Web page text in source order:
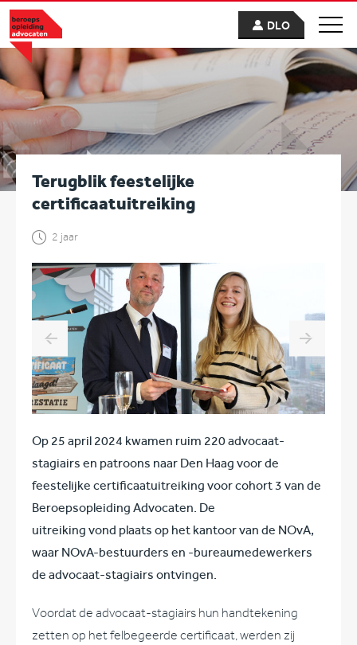
DLO
Terugblik feestelijke
certificaatuitreiking
2 jaar
Op 25 april 2024 kwamen ruim 220 advocaat-
stagiairs en patroons naar Den Haag voor de
feestelijke certificaatuitreiking voor cohort 3 van de
Beroepsopleiding Advocaten. De
uitreiking vond plaats op het kantoor van de NOvA,
waar NOvA-bestuurders en -bureaumedewerkers
de advocaat-stagiairs ontvingen.
Voordat de advocaat-stagiairs hun handtekening
zetten op het felbegeerde certificaat, werden zij